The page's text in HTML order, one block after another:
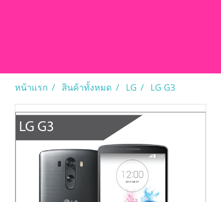
หน้าแรก สินค้าทั้งหมด LG LG G3